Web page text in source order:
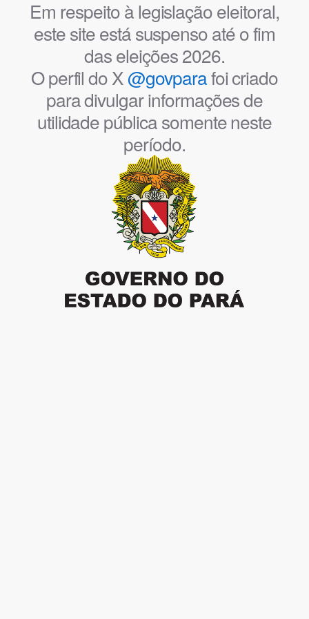
Em respeito à legislação eleitoral,
este site está suspenso até o fim
das eleições 2026.
O perfil do X@govparafoi criado
para divulgar informações de
utilidade pública somente neste
período.